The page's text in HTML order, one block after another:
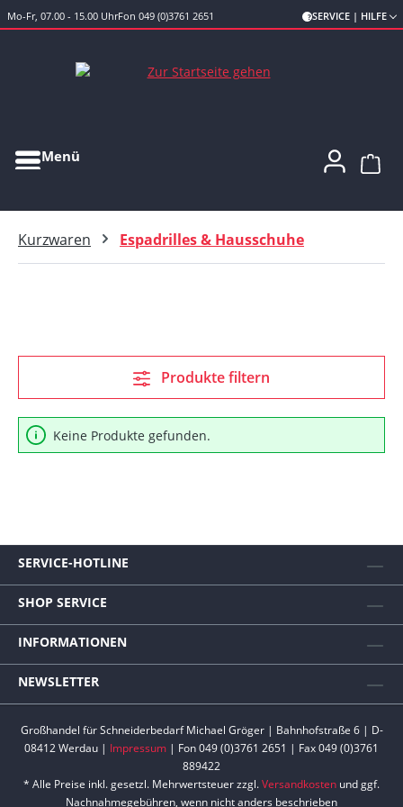
Zum Hauptinhalt springen
Mo-Fr, 07.00 - 15.00 UhrFon 049 (0)3761 2651 SERVICE | HILFE
Menü
Kurzwaren Espadrilles & Hausschuhe
Produkte filtern
Keine Produkte gefunden.
SERVICE-HOTLINE
SHOP SERVICE
INFORMATIONEN
NEWSLETTER
Großhandel für Schneiderbedarf Michael Gröger | Bahnhofstraße 6 | D-
08412 Werdau | Impressum | Fon 049 (0)3761 2651 | Fax 049 (0)3761
889422
* Alle Preise inkl. gesetzl. Mehrwertsteuer zzgl.Versandkosten und ggf.
Nachnahmegebühren, wenn nicht anders beschrieben